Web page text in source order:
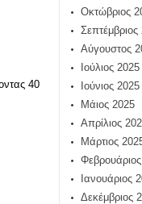
40
Οκτώβριος
Σεπτέμβριος
Αύγουστος
Ιούλιος 2025
Ιούνιος 2025
Μάιος 2025
Απρίλιος
Μάρτιος
Ιανουάριος
Δεκέμβριος